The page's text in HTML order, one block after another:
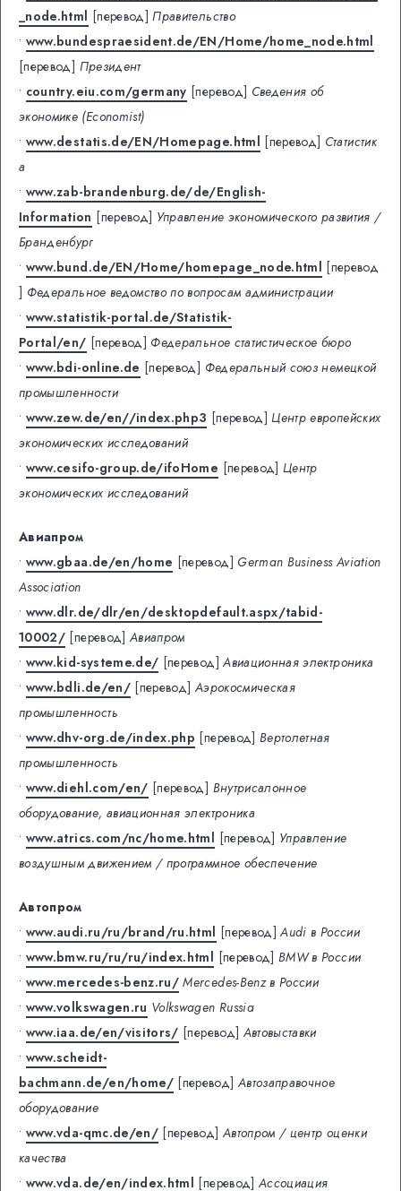
_node.html [перевод] Правительство
• www.bundespraesident.de/EN/Home/home_node.html
[перевод] Президент
• country.eiu.com/germany [перевод] Сведения об
экономике (Economist)
• www.destatis.de/EN/Homepage.html [перевод] Статистик
а
• www.zab-brandenburg.de/de/English-
Information [перевод] Управление экономического развития /
Бранденбург
• www.bund.de/EN/Home/homepage_node.html [перевод
] Федеральное ведомство по вопросам администрации
• www.statistik-portal.de/Statistik-
Portal/en/ [перевод] Федеральное статистическое бюро
• www.bdi-online.de [перевод] Федеральный союз немецкой
промышленности
• www.zew.de/en//index.php3 [перевод] Центр европейских
экономических исследований
• www.cesifo-group.de/ifoHome [перевод] Центр
экономических исследований
Авиапром
• www.gbaa.de/en/home [перевод] German Business Aviation
Association
• www.dlr.de/dlr/en/desktopdefault.aspx/tabid-
10002/ [перевод] Авиапром
• www.kid-systeme.de/ [перевод] Авиационная электроника
• www.bdli.de/en/ [перевод] Аэрокосмическая
промышленность
• www.dhv-org.de/index.php [перевод] Вертолетная
промышленность
• www.diehl.com/en/ [перевод] Внутрисалонное
оборудование, авиационная электроника
• www.atrics.com/nc/home.html [перевод] Управление
воздушным движением / программное обеспечение
Автопром
• www.audi.ru/ru/brand/ru.html [перевод] Audi в России
• www.bmw.ru/ru/ru/index.html [перевод] BMW в России
• www.mercedes-benz.ru/ Mercedes-Benz в России
• www.volkswagen.ru Volkswagen Russia
• www.iaa.de/en/visitors/ [перевод] Автовыставки
• www.scheidt-
bachmann.de/en/home/ [перевод] Автозаправочное
оборудование
• www.vda-qmc.de/en/ [перевод] Автопром / центр оценки
качества
• www.vda.de/en/index.html [перевод] Ассоциация